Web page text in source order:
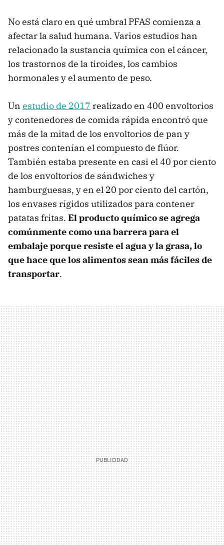
No está claro en qué umbral PFAS comienza a
afectar la salud humana. Varios estudios han
relacionado la sustancia química con el cáncer,
los trastornos de la tiroides, los cambios
hormonales y el aumento de peso.
Un estudio de 2017 realizado en 400 envoltorios
y contenedores de comida rápida encontró que
más de la mitad de los envoltorios de pan y
postres contenían el compuesto de flúor.
También estaba presente en casi el 40 por ciento
de los envoltorios de sándwiches y
hamburguesas, y en el 20 por ciento del cartón,
los envases rígidos utilizados para contener
patatas fritas. El producto químico se agrega
comúnmente como una barrera para el
embalaje porque resiste el agua y la grasa, lo
que hace que los alimentos sean más fáciles de
transportar.